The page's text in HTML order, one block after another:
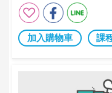
加入購物車 課